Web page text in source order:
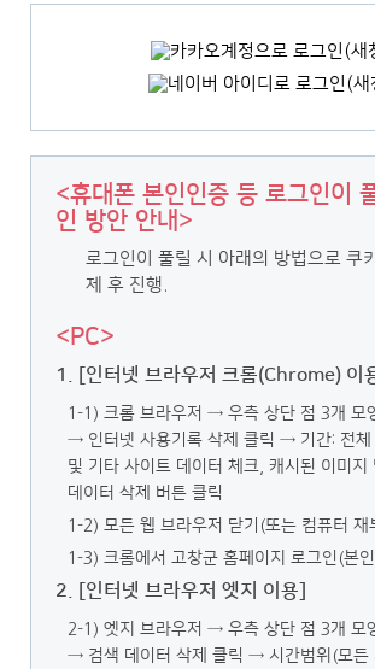
<휴대폰 본인인증 등 로그인이
인 방안 안내>
로그인이 풀릴 시 아래의 방법으로 쿠
제 후 진행.
<PC>
1. [인터넷 브라우저 크롬(Chrome) 이
1-1) 크롬 브라우저 → 우측 상단 점 3개 모
→ 인터넷 사용기록 삭제 클릭 → 기간: 전체
및 기타 사이트 데이터 체크, 캐시된 이미
데이터 삭제 버튼 클릭
1-2) 모든 웹 브라우저 닫기(또는 컴퓨터 재
1-3) 크롬에서 고창군 홈페이지 로그인(본
2. [인터넷 브라우저 엣지 이용]
2-1) 엣지 브라우저 → 우측 상단 점 3개 모
→ 검색 데이터 삭제 클릭 → 시간범위(모든